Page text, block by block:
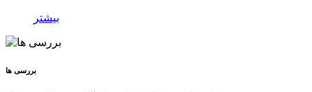
بیشتر
بررسی ها